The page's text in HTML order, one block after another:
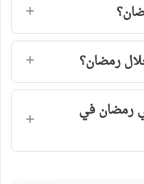
رمضان؟
رمضان في